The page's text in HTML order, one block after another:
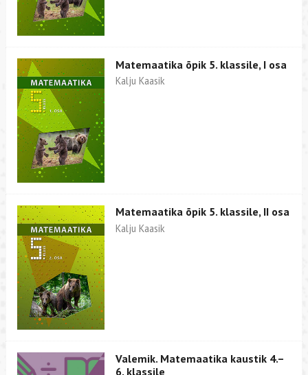
Matemaatika õpik 5. klassile, I osa
Kalju Kaasik
Matemaatika õpik 5. klassile, II osa
Kalju Kaasik
Valemik. Matemaatika kaustik 4.–
6. klassile